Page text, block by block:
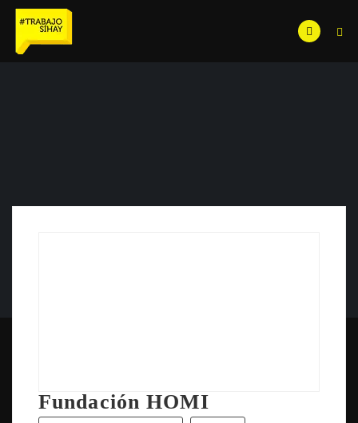
Fundación HOMI